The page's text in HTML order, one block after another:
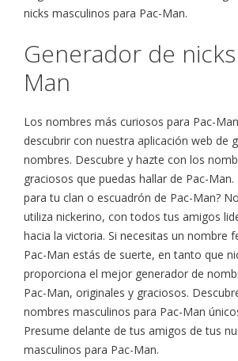
nicks masculinos para Pac-Man.
Generador de
Man
Los nombres más curiosos para Pac-
descubrir con nuestra aplicación web de
nombres. Descubre y hazte con los
graciosos que puedas hallar de Pac-Man.
para tu clan o escuadrón de Pac-Man?
utiliza nickerino, con todos tus amigos
hacia la victoria. Si necesitas un nombre
Pac-Man estás de suerte, en tanto que
proporciona el mejor generador de
Pac-Man, originales y graciosos.
nombres masculinos para Pac-Man
Presume delante de tus amigos de tus
masculinos para Pac-Man.